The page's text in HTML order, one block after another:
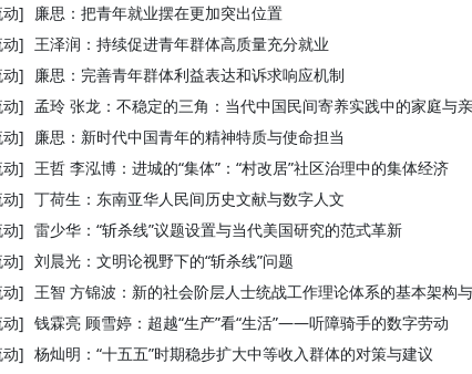
] 廉思：把青年就业摆在更加突出位置
] 王泽润：持续促进青年群体高质量充分就业
] 廉思：完善青年群体利益表达和诉求响应机制
] 孟玲 张龙：不稳定的三角：当代中国民间寄养实践中的家庭与
] 廉思：新时代中国青年的精神特质与使命担当
] 王哲 李泓博：进城的“集体”：“村改居”社区治理中的集体经济
] 丁荷生：东南亚华人民间历史文献与数字人文
] 雷少华：“斩杀线”议题设置与当代美国研究的范式革新
] 刘晨光：文明论视野下的“斩杀线”问题
] 王智 方锦波：新的社会阶层人士统战工作理论体系的基本架构
] 钱霖亮 顾雪婷：超越“生产”看“生活”——听障骑手的数字劳动
] 杨灿明：“十五五”时期稳步扩大中等收入群体的对策与建议